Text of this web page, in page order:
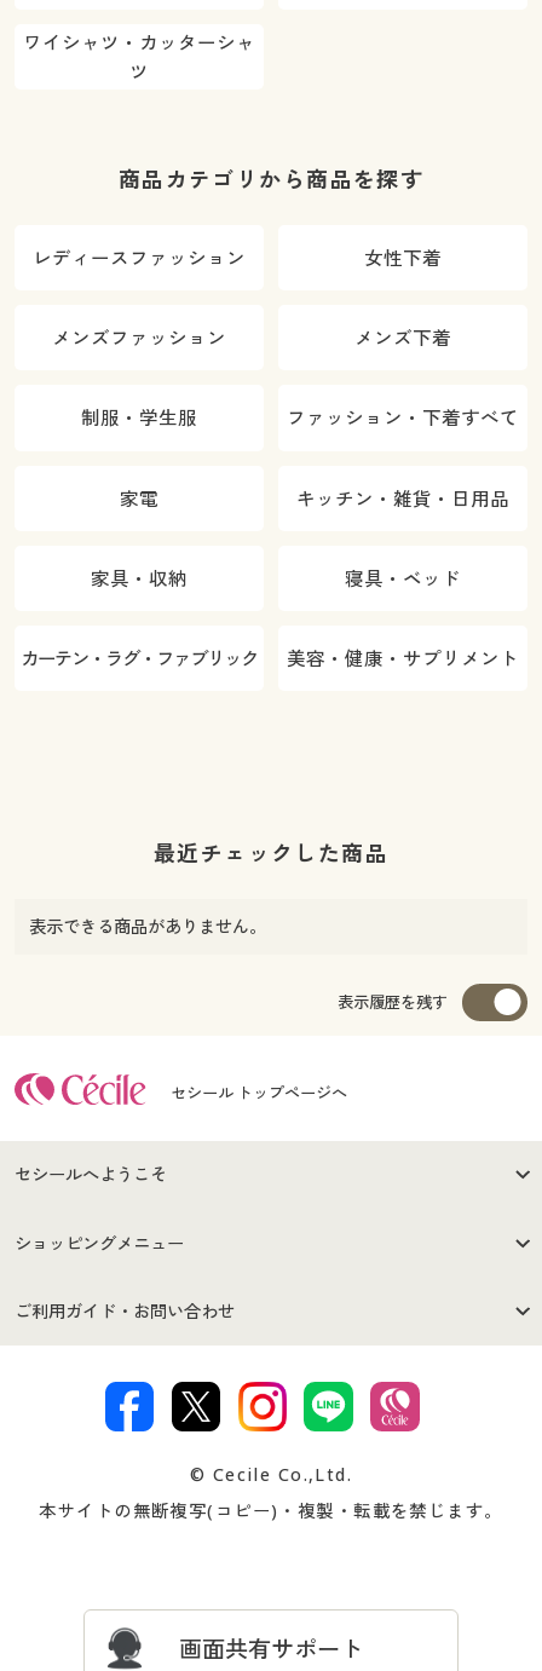
ワイシャツ・カッターシャ
ツ
商品カテゴリから商品を探す
レディースファッション 女性下着
メンズファッション メンズ下着
制服・学生服 ファッション・下着すべて
家電 キッチン・雑貨・日用品
家具・収納 寝具・ベッド
カーテン・ラグ・ファブリック 美容・健康・サプリメント
最近チェックした商品
表示できる商品がありません。
表示履歴を残す
セシール トップページへ
セシールへようこそ
はじめての方へ
セシールご利用規約
著作権・商標について 会社案内
ショッピングメニュー
商品カテゴリ
プレゼント＆キャンペーン サイトマップ
ご利用ガイド・お問い合わせ
交換・返品は お支払は
ついて
忘れの場合
© Cecile Co.,Ltd.
本サイトの無断複写(コピー)・複製・転載を禁じます。
画面共有サポート